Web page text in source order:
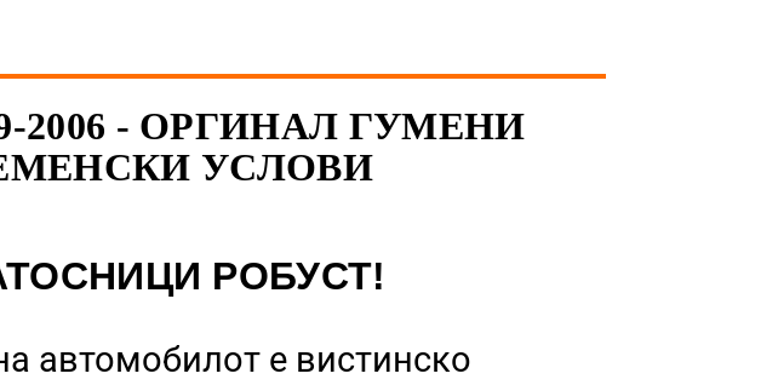
2006 - ОРГИНАЛ ГУМЕНИ
УСЛОВИ
РОБУСТ!
автомобилот е вистинско